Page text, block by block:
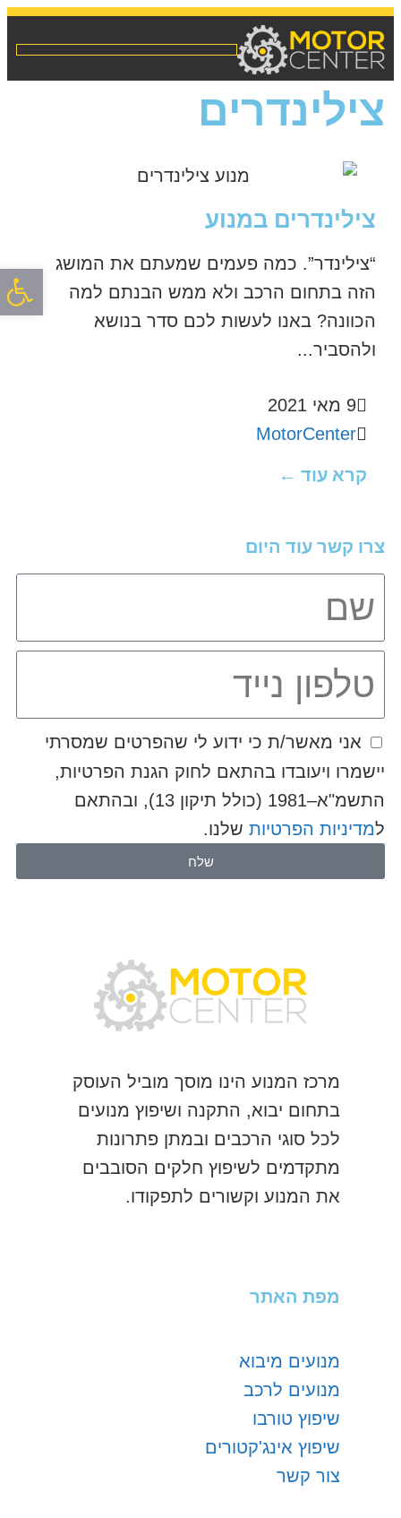
פתח
צילינדרים
צילינדרים במנוע
“צילינדר”. כמה פעמים שמעתם את המושג
הזה בתחום הרכב ולא ממש הבנתם למה
הכוונה? באנו לעשות לכם סדר בנושא
ולהסביר...
9 מאי 2021
MotorCenter
קרא עוד ←
צרו קשר עוד היום
אני מאשר/ת כי ידוע לי שהפרטים שמסרתי
יישמרו ויעובדו בהתאם לחוק הגנת הפרטיות,
התשמ"א–1981 (כולל תיקון 13), ובהתאם
למדיניות הפרטיותשלנו.
שלח
מרכז המנוע הינו מוסך מוביל העוסק
בתחום יבוא, התקנה ושיפוץ מנועים
לכל סוגי הרכבים ובמתן פתרונות
מתקדמים לשיפוץ חלקים הסובבים
את המנוע וקשורים לתפקודו.
מפת האתר
מנועים מיבוא
מנועים לרכב
שיפוץ טורבו
שיפוץ אינג'קטורים
צור קשר